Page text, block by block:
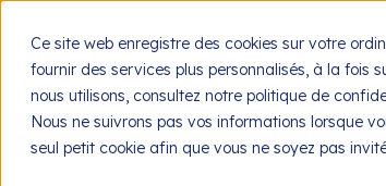
Ce site web enregistre des cookies sur votre
fournir des services plus personnalisés, à la fois
nous utilisons, consultez notre politique de
Nous ne suivrons pas vos informations lorsque
seul petit cookie afin que vous ne soyez pas
Accueil Ressources Le blog